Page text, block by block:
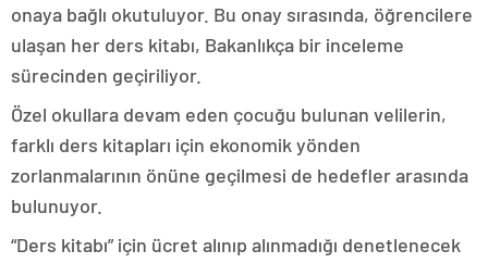
onaya bağlı okutuluyor. Bu onay sırasında, öğrencilere
ulaşan her ders kitabı, Bakanlıkça bir inceleme
sürecinden geçiriliyor.
Özel okullara devam eden çocuğu bulunan velilerin,
farklı ders kitapları için ekonomik yönden
zorlanmalarının önüne geçilmesi de hedefler arasında
bulunuyor.
“Ders kitabı” için ücret alınıp alınmadığı denetlenecek